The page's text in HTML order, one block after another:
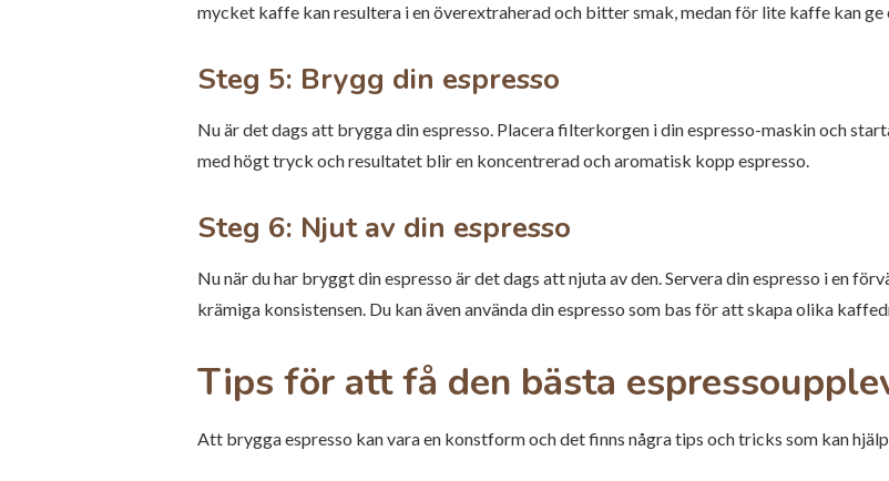
mycket kaffe kan resultera i en överextraherad och bitter smak, medan för lite kaffe kan ge
Steg 5: Brygg din espresso
Nu är det dags att brygga din espresso. Placera filterkorgen i din espresso-maskin och
med högt tryck och resultatet blir en koncentrerad och aromatisk kopp espresso.
Steg 6: Njut av din espresso
Nu när du har bryggt din espresso är det dags att njuta av den. Servera din espresso i en
krämiga konsistensen. Du kan även använda din espresso som bas för att skapa olika
Tips för att få den bästa
Att brygga espresso kan vara en konstform och det finns några tips och tricks som kan